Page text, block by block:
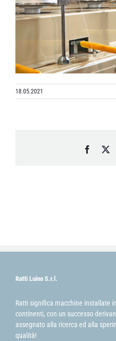
18.05.2021
Ratti Luino S.r.l.
Ratti significa macchine installate
continenti, con un successo
assegnato alla ricerca ed alla
qualità!